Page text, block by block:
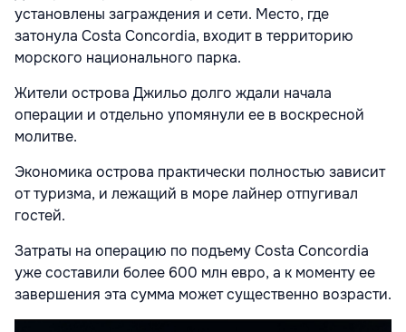
установлены заграждения и сети. Место, где
затонула Costa Concordia, входит в территорию
морского национального парка.
Жители острова Джильо долго ждали начала
операции и отдельно упомянули ее в воскресной
молитве.
Экономика острова практически полностью зависит
от туризма, и лежащий в море лайнер отпугивал
гостей.
Затраты на операцию по подъему Costa Concordia
уже составили более 600 млн евро, а к моменту ее
завершения эта сумма может существенно возрасти.